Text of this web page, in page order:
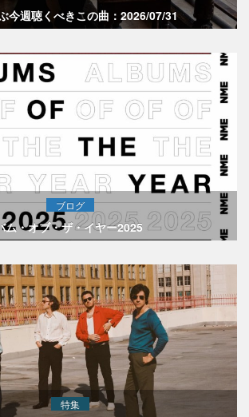
今週聴くべきこの曲：2026/07/31
ブログ
ム・オブ・ザ・イヤー2025
特集